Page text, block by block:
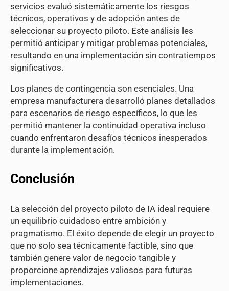
servicios evaluó sistemáticamente los riesgos
técnicos, operativos y de adopción antes de
seleccionar su proyecto piloto. Este análisis les
permitió anticipar y mitigar problemas potenciales,
resultando en una implementación sin contratiempos
significativos.
Los planes de contingencia son esenciales. Una
empresa manufacturera desarrolló planes detallados
para escenarios de riesgo específicos, lo que les
permitió mantener la continuidad operativa incluso
cuando enfrentaron desafíos técnicos inesperados
durante la implementación.
Conclusión
La selección del proyecto piloto de IA ideal requiere
un equilibrio cuidadoso entre ambición y
pragmatismo. El éxito depende de elegir un proyecto
que no solo sea técnicamente factible, sino que
también genere valor de negocio tangible y
proporcione aprendizajes valiosos para futuras
implementaciones.